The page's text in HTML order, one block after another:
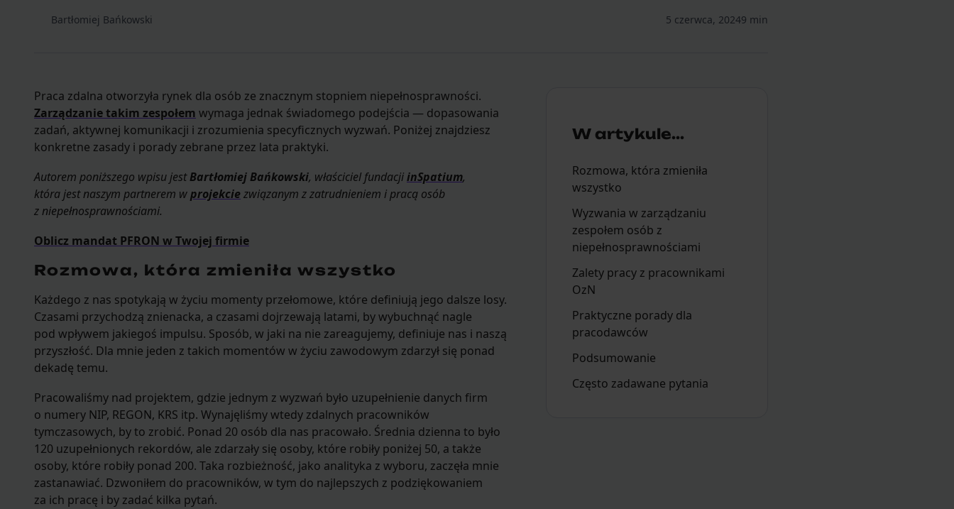
Bartłomiej Bańkowski 5 czerwca, 20249 min
Praca zdalna otworzyła rynek dla osób ze znacznym stopniem niepełnosprawności.
Zarządzanie takim zespołem wymaga jednak świadomego podejścia — dopasowania
zadań, aktywnej komunikacji i zrozumienia specyficznych wyzwań. Poniżej znajdziesz
konkretne zasady i porady zebrane przez lata praktyki.
Autorem poniższego wpisu jestBartłomiej Bańkowski, właściciel fundacjiinSpatium,
która jest naszym partnerem wprojekciezwiązanym z zatrudnieniem i pracą osób
z niepełnosprawnościami.
Oblicz mandat PFRON w Twojej firmie
Rozmowa, która zmieniła wszystko
Każdego z nas spotykają w życiu momenty przełomowe, które definiują jego dalsze losy.
Czasami przychodzą znienacka, a czasami dojrzewają latami, by wybuchnąć nagle
pod wpływem jakiegoś impulsu. Sposób, w jaki na nie zareagujemy, definiuje nas i naszą
przyszłość. Dla mnie jeden z takich momentów w życiu zawodowym zdarzył się ponad
dekadę temu.
Pracowaliśmy nad projektem, gdzie jednym z wyzwań było uzupełnienie danych firm
o numery NIP, REGON, KRS itp. Wynajęliśmy wtedy zdalnych pracowników
tymczasowych, by to zrobić. Ponad 20 osób dla nas pracowało. Średnia dzienna to było
120 uzupełnionych rekordów, ale zdarzały się osoby, które robiły poniżej 50, a także
osoby, które robiły ponad 200. Taka rozbieżność, jako analityka z wyboru, zaczęła mnie
zastanawiać. Dzwoniłem do pracowników, w tym do najlepszych z podziękowaniem
za ich pracę i by zadać kilka pytań.
W artykule...
Rozmowa, która zmieniła
wszystko
Wyzwania w zarządzaniu
zespołem osób z
niepełnosprawnościami
Zalety pracy z pracownikami
OzN
Praktyczne porady dla
pracodawców
Podsumowanie
Często zadawane pytania